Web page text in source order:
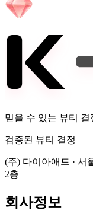
믿을 수 있는 뷰티 결
검증된 뷰티 결정
(주) 다이아애드 · 서
2층
회사정보